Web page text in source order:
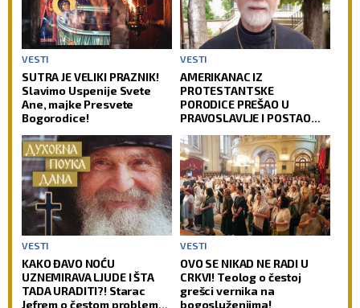
VESTI
SUTRA JE VELIKI PRAZNIK!
Slavimo Uspenije Svete
Ane, majke Presvete
Bogorodice!
VESTI
AMERIKANAC IZ
PROTESTANTSKE
PORODICE PREŠAO U
PRAVOSLAVLJE I POSTAO
najuglednijih teologa
današnjice govori o svom
putu preobraćenja
VESTI
KAKO ĐAVO NOĆU
UZNEMIRAVA LJUDE I ŠTA
TADA URADITI?! Starac
Jefrem o čestom problemu
VESTI
OVO SE NIKAD NE RADI U
CRKVI! Teolog o čestoj
grešci vernika na
bogosluženjima!